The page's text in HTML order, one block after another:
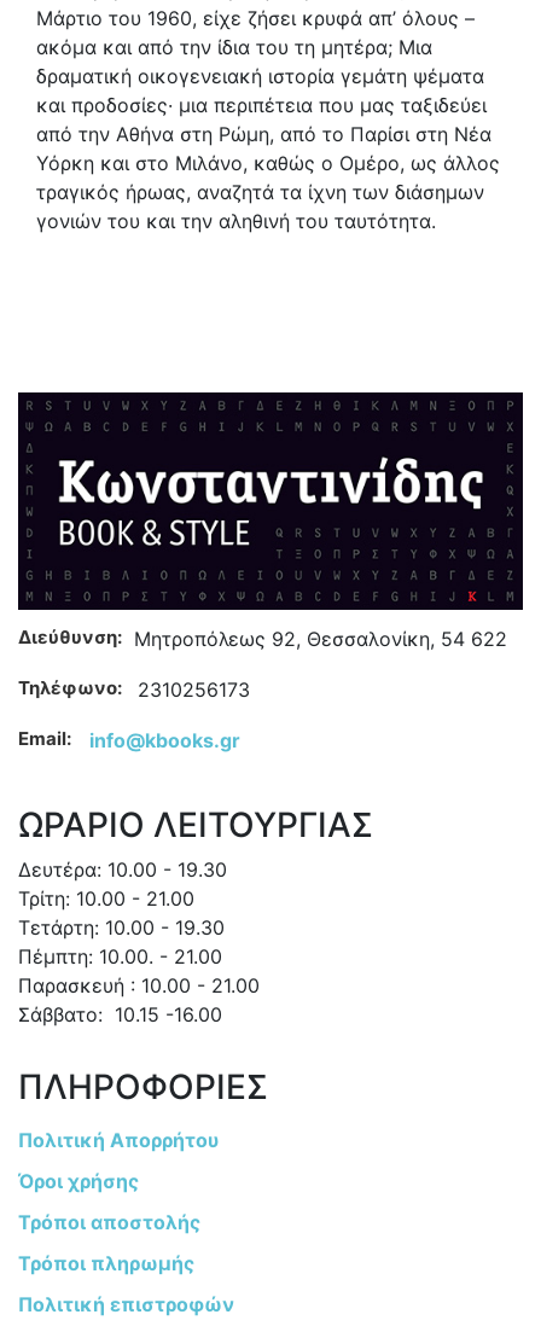
Μάρτιο του 1960, είχε ζήσει κρυφά απ’ όλους –
ακόμα και από την ίδια του τη μητέρα; Μια
δραματική οικογενειακή ιστορία γεμάτη ψέματα
και προδοσίες· μια περιπέτεια που μας ταξιδεύει
από την Αθήνα στη Ρώμη, από το Παρίσι στη Νέα
Υόρκη και στο Μιλάνο, καθώς ο Ομέρο, ως άλλος
τραγικός ήρωας, αναζητά τα ίχνη των διάσημων
γονιών του και την αληθινή του ταυτότητα.
Διεύθυνση: Μητροπόλεως 92, Θεσσαλονίκη, 54 622
Τηλέφωνο: 2310256173
Email: info@kbooks.gr
ΩΡΑΡΙΟ ΛΕΙΤΟΥΡΓΙΑΣ
Δευτέρα: 10.00 - 19.30
Τρίτη: 10.00 - 21.00
Τετάρτη: 10.00 - 19.30
Πέμπτη: 10.00. - 21.00
Παρασκευή : 10.00 - 21.00
Σάββατο: 10.15 -16.00
ΠΛΗΡΟΦΟΡΙΕΣ
Πολιτική Απορρήτου
Όροι χρήσης
Τρόποι αποστολής
Τρόποι πληρωμής
Πολιτική επιστροφών